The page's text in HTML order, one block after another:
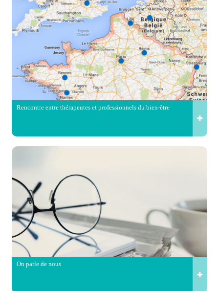
Rencontre entre thérapeutes et professionnels du bien-être
On parle de nous